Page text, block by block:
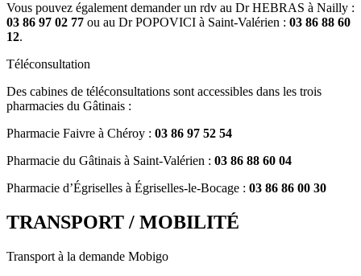
Vous pouvez également demander un rdv au Dr HEBRAS à Nailly :
03 86 97 02 77 ou au Dr POPOVICI à Saint-Valérien : 03 86 88 60
12.
Téléconsultation
Des cabines de téléconsultations sont accessibles dans les trois
pharmacies du Gâtinais :
Pharmacie Faivre à Chéroy : 03 86 97 52 54
Pharmacie du Gâtinais à Saint-Valérien : 03 86 88 60 04
Pharmacie d’Égriselles à Égriselles-le-Bocage : 03 86 86 00 30
TRANSPORT / MOBILITÉ
Transport à la demande Mobigo